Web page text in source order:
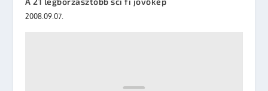
2008.09.07.